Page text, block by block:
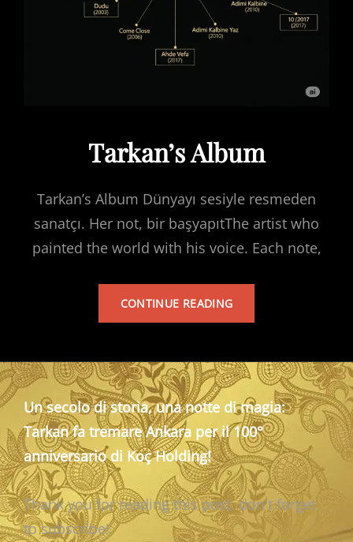
Tarkan’s Album
Tarkan’s Album Dünyayı sesiyle resmeden
sanatçı. Her not, bir başyapıtThe artist who
painted the world with his voice. Each note,
CONTINUE READINGTARKAN’S
Un secolo di storia, una notte di magia:
Tarkan fa tremare Ankara per il 100°
anniversario di Koç Holding!
Thank you for reading this post, don't forget
to subscribe!